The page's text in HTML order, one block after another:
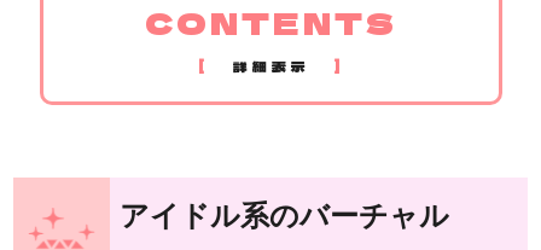
CONTENTS
[ 詳細表示 ]
アイドル系のバーチャル